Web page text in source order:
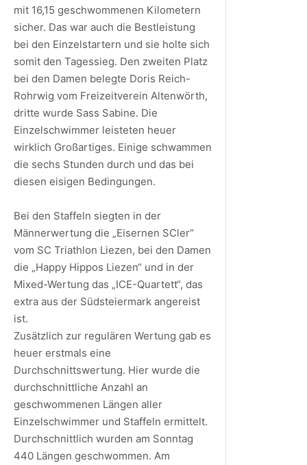
mit 16,15 geschwommenen Kilometern
sicher. Das war auch die Bestleistung
bei den Einzelstartern und sie holte sich
somit den Tagessieg. Den zweiten Platz
bei den Damen belegte Doris Reich-
Rohrwig vom Freizeitverein Altenwörth,
dritte wurde Sass Sabine. Die
Einzelschwimmer leisteten heuer
wirklich Großartiges. Einige schwammen
die sechs Stunden durch und das bei
diesen eisigen Bedingungen.
Bei den Staffeln siegten in der
Männerwertung die „Eisernen SCler“
vom SC Triathlon Liezen, bei den Damen
die „Happy Hippos Liezen“ und in der
Mixed-Wertung das „ICE-Quartett“, das
extra aus der Südsteiermark angereist
ist.
Zusätzlich zur regulären Wertung gab es
heuer erstmals eine
Durchschnittswertung. Hier wurde die
durchschnittliche Anzahl an
geschwommenen Längen aller
Einzelschwimmer und Staffeln ermittelt.
Durchschnittlich wurden am Sonntag
440 Längen geschwommen. Am